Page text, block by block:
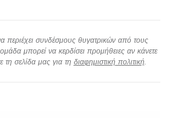
περιέχει συνδέσμους θυγατρικών από τους
μπορεί να κερδίσει προμήθειες αν κάνετε
τη σελίδα μας για τη διαφημιστική πολιτική.